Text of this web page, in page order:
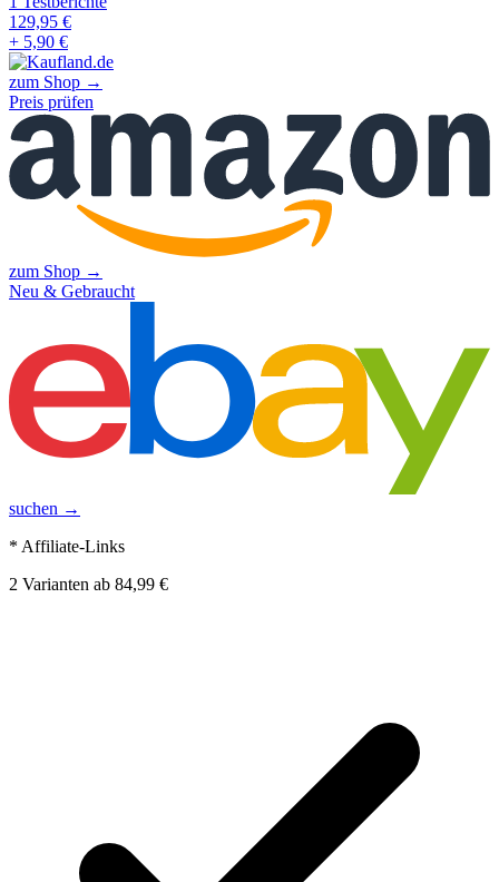
129,95 €
+ 5,90 €
zum Shop →
Preis prüfen
zum Shop →
Neu & Gebraucht
suchen →
* Affiliate-Links
2 Varianten ab 84,99 €